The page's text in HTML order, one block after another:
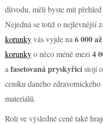
důvodu, měli byste mít
Nejedná se totiž o nejlevnější
korunkyvás vyjde na 6 000
korunkyo něco méně mezi 4
a fasetovaná pryskyřicístojí
ceníku daného
materiálů.
Roli ve výsledné ceně také